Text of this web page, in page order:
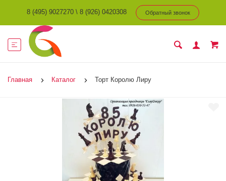
8 (495) 9027270 \ 8 (926) 0420308 Обратный звонок
Главная Каталог Торт Королю Лиру